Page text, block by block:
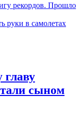
рекордов. Прошло
руки в самолетах
сыном